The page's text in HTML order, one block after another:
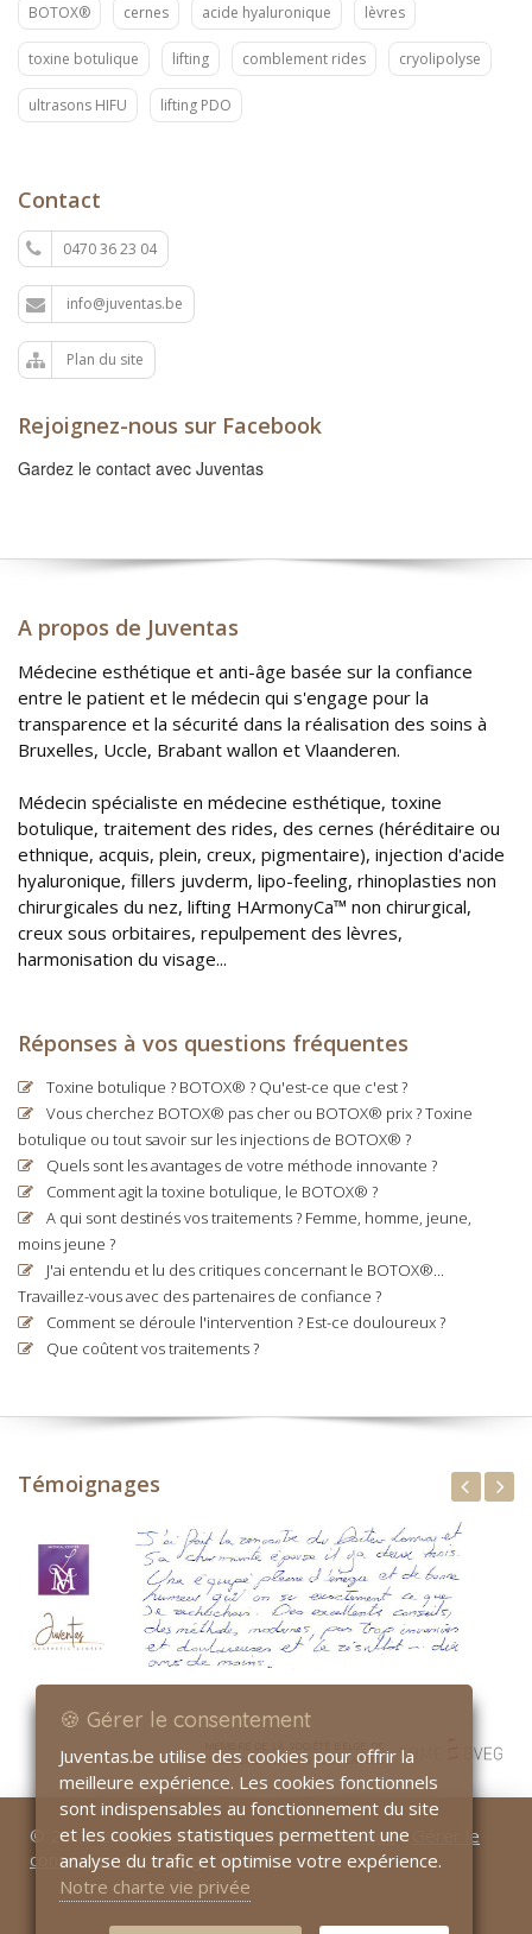
BOTOX® cernes acide hyaluronique lèvres
toxine botulique lifting comblement rides cryolipolyse
ultrasons HIFU lifting PDO
Contact
0470 36 23 04
info@juventas.be
Plan du site
Rejoignez-nous sur Facebook
Gardez le contact avec Juventas
A propos de Juventas
Médecine esthétique et anti-âge basée sur la confiance
entre le patient et le médecin qui s'engage pour la
transparence et la sécurité dans la réalisation des soins à
Bruxelles, Uccle, Brabant wallon et Vlaanderen.
Médecin spécialiste en médecine esthétique, toxine
botulique, traitement des rides, des cernes (héréditaire ou
ethnique, acquis, plein, creux, pigmentaire), injection d'acide
hyaluronique, fillers juvderm, lipo-feeling, rhinoplasties non
chirurgicales du nez, lifting HArmonyCa™ non chirurgical,
creux sous orbitaires, repulpement des lèvres,
harmonisation du visage...
Réponses à vos questions fréquentes
Toxine botulique ? BOTOX® ? Qu'est-ce que c'est ?
Vous cherchez BOTOX® pas cher ou BOTOX® prix ? Toxine
botulique ou tout savoir sur les injections de BOTOX® ?
Quels sont les avantages de votre méthode innovante ?
Comment agit la toxine botulique, le BOTOX® ?
A qui sont destinés vos traitements ? Femme, homme, jeune,
moins jeune ?
J'ai entendu et lu des critiques concernant le BOTOX®...
Travaillez-vous avec des partenaires de confiance ?
Comment se déroule l'intervention ? Est-ce douloureux ?
Que coûtent vos traitements ?
Témoignages
© 2013-2025Juventas médecine esthétique-
Gérer le
consentement -Blog- Sitemap
🍪 Gérer le consentement
Juventas.be utilise des cookies pour offrir la
meilleure expérience. Les cookies fonctionnels
sont indispensables au fonctionnement du site
et les cookies statistiques permettent une
analyse du trafic et optimise votre expérience.
Notre charte vie privée